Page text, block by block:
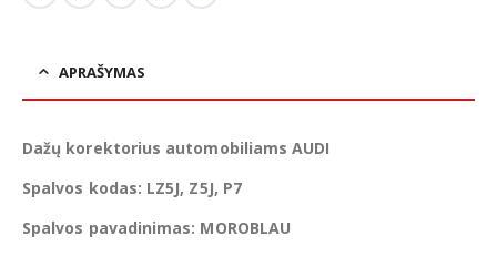
APRAŠYMAS
Dažų korektorius automobiliams AUDI
Spalvos kodas: LZ5J, Z5J, P7
Spalvos pavadinimas: MOROBLAU